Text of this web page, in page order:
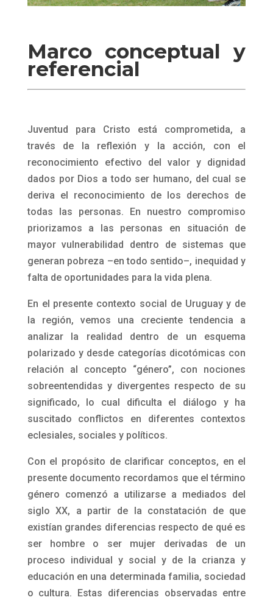
Marco conceptual y
referencial
Juventud para Cristo está comprometida, a
través de la reflexión y la acción, con el
reconocimiento efectivo del valor y dignidad
dados por Dios a todo ser humano, del cual se
deriva el reconocimiento de los derechos de
todas las personas. En nuestro compromiso
priorizamos a las personas en situación de
mayor vulnerabilidad dentro de sistemas que
generan pobreza –en todo sentido–, inequidad y
falta de oportunidades para la vida plena.
En el presente contexto social de Uruguay y de
la región, vemos una creciente tendencia a
analizar la realidad dentro de un esquema
polarizado y desde categorías dicotómicas con
relación al concepto “género”, con nociones
sobreentendidas y divergentes respecto de su
significado, lo cual dificulta el diálogo y ha
suscitado conflictos en diferentes contextos
eclesiales, sociales y políticos.
Con el propósito de clarificar conceptos, en el
presente documento recordamos que el término
género comenzó a utilizarse a mediados del
siglo XX, a partir de la constatación de que
existían grandes diferencias respecto de qué es
ser hombre o ser mujer derivadas de un
proceso individual y social y de la crianza y
educación en una determinada familia, sociedad
o cultura. Estas diferencias observadas entre